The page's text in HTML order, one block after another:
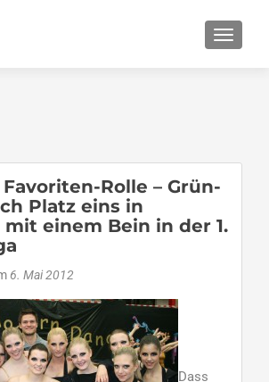
Rolle – Grün-
Platz eins in
einem Bein in der 1.
6. Mai 2012
Dass